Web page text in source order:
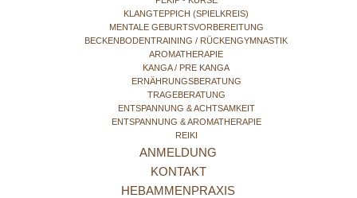
KLANGTEPPICH (SPIELKREIS)
MENTALE GEBURTSVORBEREITUNG
BECKENBODENTRAINING / RÜCKENGYMNASTIK
AROMATHERAPIE
KANGA / PRE KANGA
ERNÄHRUNGSBERATUNG
TRAGEBERATUNG
ENTSPANNUNG & ACHTSAMKEIT
ENTSPANNUNG & AROMATHERAPIE
REIKI
ANMELDUNG
KONTAKT
HEBAMMENPRAXIS